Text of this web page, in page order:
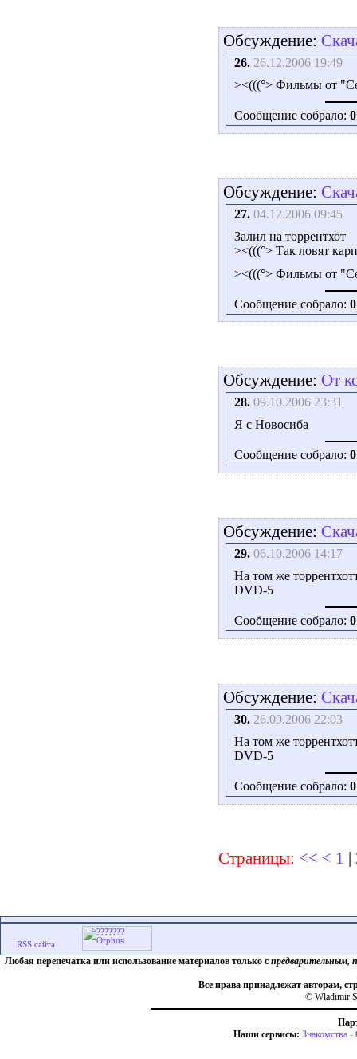
Обсуждение:
26. 26.12.2006 19:49
><(((°> Фильмы от
Сообщение собрало: 0
Обсуждение:
27. 04.12.2006 09:45
Залил на торрентхот
><(((°> Так ловят
><(((°> Фильмы от
Сообщение собрало: 0
Обсуждение: От
28. 09.10.2006 23:31
Я с Новосиба
Сообщение собрало: 0
Обсуждение:
29. 06.10.2006 14:17
На том же
DVD-5
Сообщение собрало: 0
Обсуждение:
30. 26.09.2006 22:03
На том же
DVD-5
Сообщение собрало: 0
Страницы: << < 1
Любая перепечатка или использование материалов только с предварительным,
Все права принадлежат авторам,
© Wladimir
Наши сервисы: Знакомства -